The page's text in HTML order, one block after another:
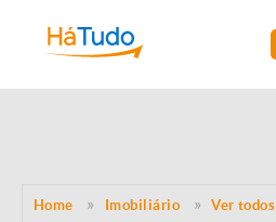
Home Imobiliário Ver todos